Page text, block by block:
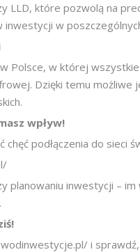
LLD, które pozwolą na
w
Polsce, w której
Dzięki temu
wpływ!
chęć podłączenia do sieci
planowaniu inwestycji –
i